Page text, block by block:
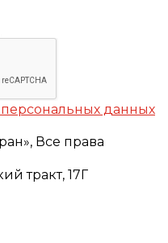
персональных данных
Все права
тракт, 17Г